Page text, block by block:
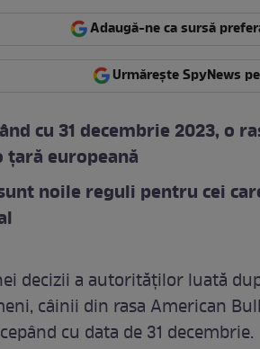
Adaugă-ne ca sursă
Urmărește SpyNews
cu 31 decembrie 2023, o
europeană
noile reguli pentru cei
decizii a autorităților luată
câinii din rasa American
cu data de 31 decembrie.